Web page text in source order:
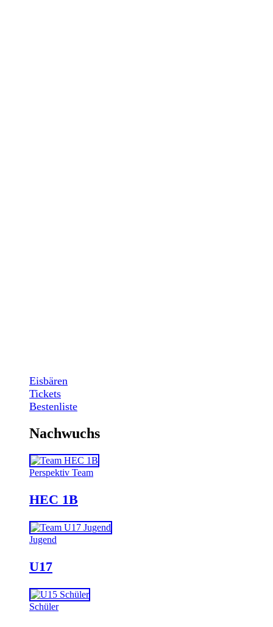
Eisbären
Tickets
Bestenliste
Nachwuchs
Perspektiv Team
HEC 1B
Jugend
U17
Schüler